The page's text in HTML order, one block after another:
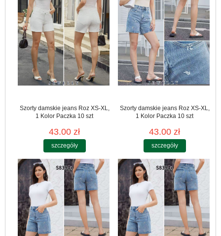
Szorty damskie jeans Roz XS-XL,
1 Kolor Paczka 10 szt
43.00 zł
szczegóły
Szorty damskie jeans Roz XS-XL,
1 Kolor Paczka 10 szt
43.00 zł
szczegóły